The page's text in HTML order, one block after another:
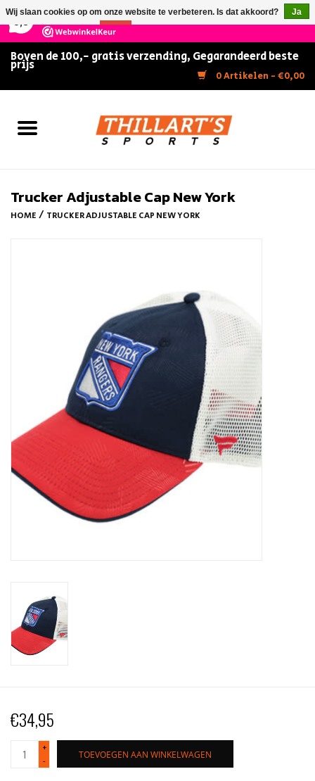
147 Reviews ×
Boven de 100,- gratis verzending, Gegarandeerd beste
prijs
0 Artikelen - €0,00
Home
Merken
Gift Card
Trucker Adjustable Cap New York
HOME / TRUCKER ADJUSTABLE CAP NEW YORK
€34,95
+
-
TOEVOEGEN AAN WINKELWAGEN
Wij slaan cookies op om onze website te verbeteren. Is dat akkoord?
Ja
Nee